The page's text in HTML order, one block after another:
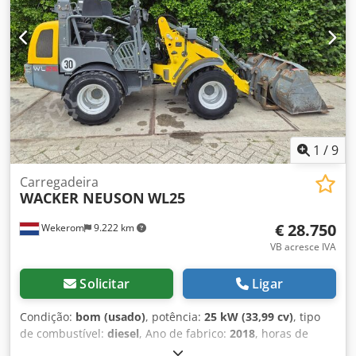
313/26. Dados técnicos: Motor: Motor diesel Yanmar, 17 kW
Horas de operação: 2.653 km Ano de fabricação: 2016 Peso:
1.261 t Carga útil: 1,5 t Peso total aproximado: 2.836 t
Equipamento: Banco Grammer com suspensão
pneumática, iluminação, piscas, estrutura de proteção,
indicador de nível de combustível Dimensões para
transporte: Comprimento: 3,3 m Largura: 1,3 m Altura: 2,2
m Peso: 1.261 t O preço indicado não inclui o IVA.
Dkedpezp I Edefx Ak Djr O carregamento e o transporte
para o local de destino são possíveis, mediante acordo.
1 /9
Wekerom 9.222 km
Carregadeira
WACKER NEUSON WL25
€ 28.750
VB acresce IVA
Solicitar Ligar
Condição: bom (usado), potência: 25 kW (33,99 cv), tipo
de combustível: diesel, Ano de fabrico: 2018, horas de
, Ano de fabricação: 2018 Peso bruto: